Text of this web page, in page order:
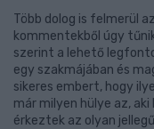
Több dolog is felmerül
kommentekből úgy
szerint a lehető
egy szakmájában és
sikeres embert, hogy
már milyen hülye az,
érkeztek az olyan